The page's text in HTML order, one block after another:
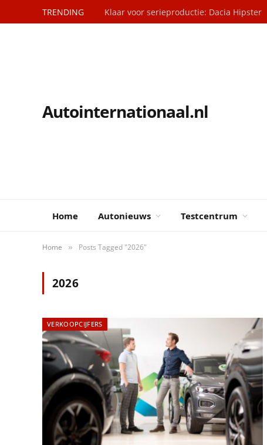
TRENDING Klaar voor serieproductie: Dacia Hipster
Autointernationaal.nl
Home Autonieuws Testcentrum
Home » Posts Tagged "2026"
2026
VERKOOPCIJFERS